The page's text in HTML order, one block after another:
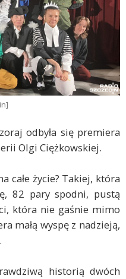
odbyła się premiera
Olgi Ciężkowskiej.
całe życie? Takiej, która
82 pary spodni, pustą
która nie gaśnie mimo
małą wyspę z nadzieją,
historią dwóch